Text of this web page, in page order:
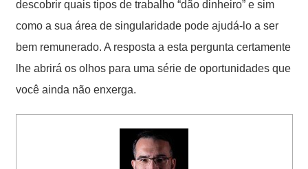
descobrir quais tipos de trabalho “dão dinheiro” e sim
como a sua área de singularidade pode ajudá-lo a ser
bem remunerado. A resposta a esta pergunta certamente
lhe abrirá os olhos para uma série de oportunidades que
você ainda não enxerga.